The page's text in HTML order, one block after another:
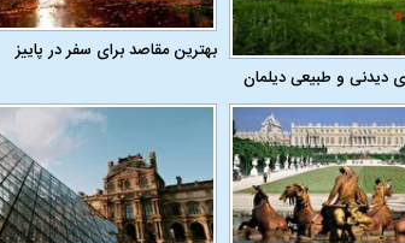
دیدنی و طبیعی دیلمان
بهترین مقاصد برای سفر در پاییز